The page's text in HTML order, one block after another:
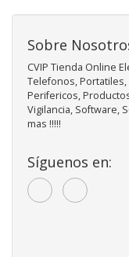
Sobre
CVIP Tienda Online
Telefonos,
Perifericos,
Vigilancia, Software,
mas !!!!!
Síguenos en: